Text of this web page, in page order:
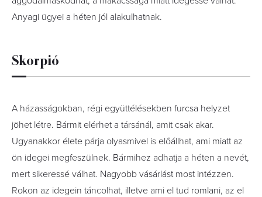
Anyagi ügyei a héten jól alakulhatnak.
Skorpió
A házasságokban, régi együttélésekben furcsa helyzet
jöhet létre. Bármit elérhet a társánál, amit csak akar.
Ugyanakkor élete párja olyasmivel is előállhat, ami miatt az
ön idegei megfeszülnek. Bármihez adhatja a héten a nevét,
mert sikeressé válhat. Nagyobb vásárlást most intézzen.
Rokon az idegein táncolhat, illetve ami el tud romlani, az el